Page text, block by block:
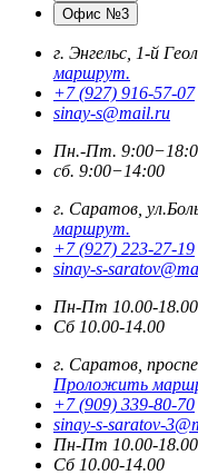
Офис №3
г. Энгельс, 1-й
маршрут.
+7 (927) 916-57-07
sinay-s@mail.ru
Пн.-Пт.
сб. 9:00−14:00
г. Саратов,
маршрут.
+7 (927) 223-27-19
sinay-s-
Пн-Пт 10.00-18.00
Сб 10.00-14.00
г. Саратов,
Проложить
+7 (909) 339-80-70
sinay-s-saratov-
Пн-Пт 10.00-18.00
Сб 10.00-14.00